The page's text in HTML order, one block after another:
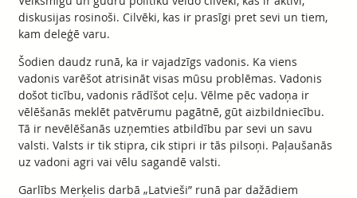
diskusijas rosinoši. Cilvēki, kas ir prasīgi pret sevi un tiem,
kam deleģē varu.
Šodien daudz runā, ka ir vajadzīgs vadonis. Ka viens
vadonis varēšot atrisināt visas mūsu problēmas. Vadonis
došot ticību, vadonis rādīšot ceļu. Vēlme pēc vadoņa ir
vēlēšanās meklēt patvērumu pagātnē, gūt aizbildniecību.
Tā ir nevēlēšanās uzņemties atbildību par sevi un savu
valsti. Valsts ir tik stipra, cik stipri ir tās pilsoņi. Paļaušanās
uz vadoni agri vai vēlu sagandē valsti.
Garlībs Merķelis darbā „Latvieši” runā par dažādiem